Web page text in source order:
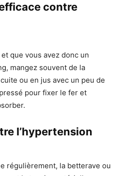
contre
que vous avez donc un
mangez souvent de la
ou en jus avec un peu de
pour fixer le fer et
l’hypertension
régulièrement, la betterave ou